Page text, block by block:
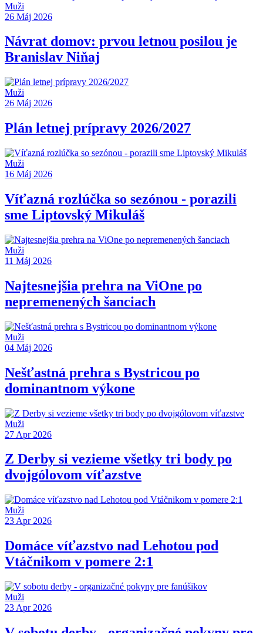
Muži
26 Máj 2026
Návrat domov: prvou letnou posilou je
Branislav Niňaj
Muži
26 Máj 2026
Plán letnej prípravy 2026/2027
Muži
16 Máj 2026
Víťazná rozlúčka so sezónou - porazili
sme Liptovský Mikuláš
Muži
11 Máj 2026
Najtesnejšia prehra na ViOne po
nepremenených šanciach
Muži
04 Máj 2026
Nešťastná prehra s Bystricou po
dominantnom výkone
Muži
27 Apr 2026
Z Derby si vezieme všetky tri body po
dvojgólovom víťazstve
Muži
23 Apr 2026
Domáce víťazstvo nad Lehotou pod
Vtáčnikom v pomere 2:1
Muži
23 Apr 2026